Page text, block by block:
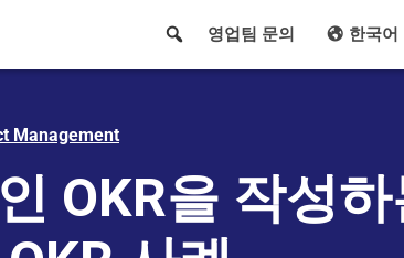
한국어
영업팀 문의
Management
OKR을 작성